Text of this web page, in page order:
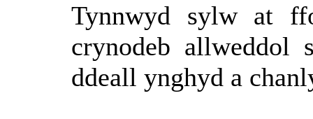
Tynnwyd sylw at
crynodeb allweddol
ddeall ynghyd a